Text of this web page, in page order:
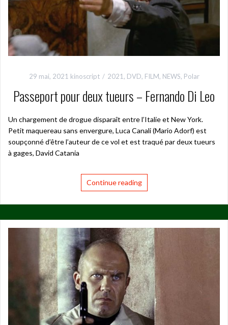
29 mai, 2021 kinoscript 2021, DVD, FILM, NEWS, Polar
Passeport pour deux tueurs – Fernando Di Leo
Un chargement de drogue disparaît entre l’Italie et New York.
Petit maquereau sans envergure, Luca Canali (Mario Adorf) est
soupçonné d’être l’auteur de ce vol et est traqué par deux tueurs
à gages, David Catania
Continue reading